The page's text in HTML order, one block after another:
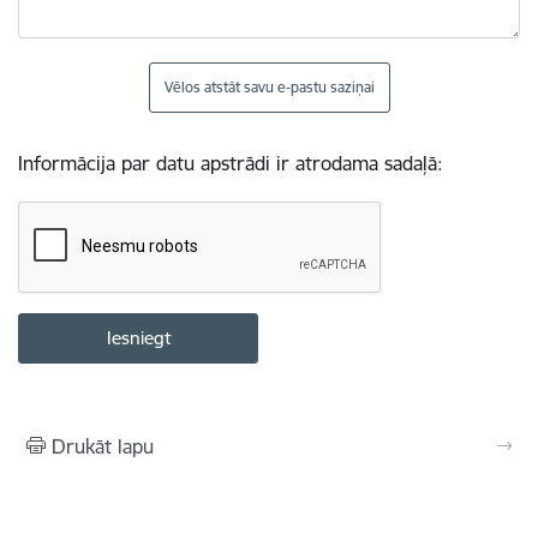
Vēlos atstāt savu e-pastu saziņai
Informācija par datu apstrādi ir atrodama sadaļā:
Drukāt lapu